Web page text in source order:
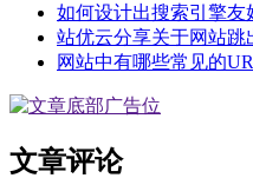
如何设计出搜索引擎友
站优云分享关于网站跳
网站中有哪些常见的
文章评论